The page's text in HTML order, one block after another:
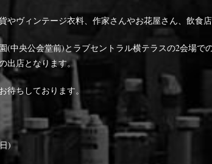
やヴィンテージ衣料、作家さんやお花屋さん、飲食
(中央公会堂前)とラブセントラル横テラスの2会場で
出店となります。
待ちしております。
)